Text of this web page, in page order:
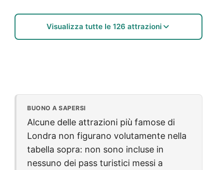
Visualizza tutte le 126 attrazioni
BUONO A SAPERSI
Alcune delle attrazioni più famose di
Londra non figurano volutamente nella
tabella sopra: non sono incluse in
nessuno dei pass turistici messi a